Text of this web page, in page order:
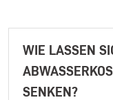
WIE LASSEN
SENKEN?